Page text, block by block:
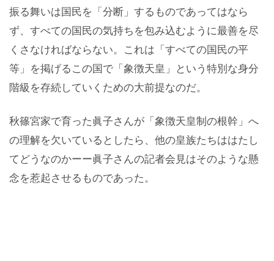
振る舞いは国民を「分断」するものであってはなら
ず、すべての国民の気持ちを包み込むように最善を尽
くさなければならない。これは「すべての国民の平
等」を掲げるこの国で「象徴天皇」という特別な身分
階級を存続していくための大前提なのだ。
秋篠宮家で育った眞子さんが「象徴天皇制の根幹」へ
の理解を欠いているとしたら、他の皇族たちははたし
てどうなのかーー眞子さんの記者会見はそのような懸
念を惹起させるものであった。